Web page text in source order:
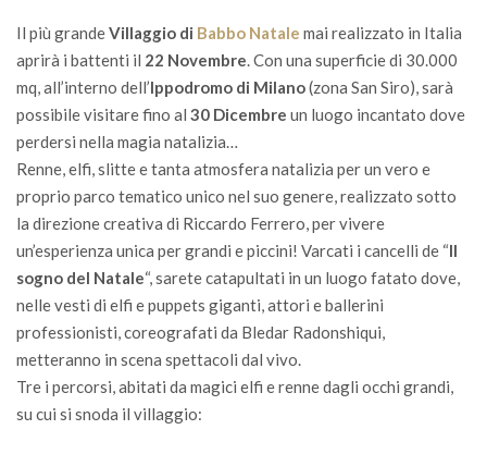
Il più grandeVillaggio di Babbo Natale mai realizzato in Italia
aprirà i battenti il 22 Novembre. Con una superficie di 30.000
mq, all’interno dell’Ippodromo di Milano(zona San Siro), sarà
possibile visitare fino al 30 Dicembre un luogo incantato dove
perdersi nella magia natalizia…
Renne, elfi, slitte e tanta atmosfera natalizia per un vero e
proprio parco tematico unico nel suo genere, realizzato sotto
la direzione creativa di Riccardo Ferrero, per vivere
un’esperienza unica per grandi e piccini! Varcati i cancelli de “Il
sogno del Natale“, sarete catapultati in un luogo fatato dove,
nelle vesti di elfi e puppets giganti, attori e ballerini
professionisti, coreografati da Bledar Radonshiqui,
metteranno in scena spettacoli dal vivo.
Tre i percorsi, abitati da magici elfi e renne dagli occhi grandi,
su cui si snoda il villaggio: